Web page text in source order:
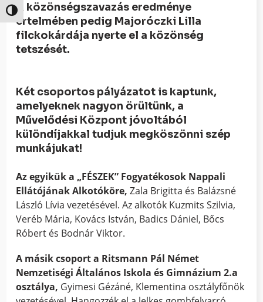
Nagy kontraszt váltása
A közönségszavazás eredménye
értelmében pedig Majoróczki Lilla
filckokárdája nyerte el a közönség
tetszését.
Két csoportos pályázatot is kaptunk,
amelyeknek nagyon örültünk, a
Művelődési Központ jóvoltából
különdíjakkal tudjuk megköszönni szép
munkájukat!
Az egyikük a „FÉSZEK” Fogyatékosok Nappali
Ellátójának Alkotóköre,Zala Brigitta és Balázsné
László Lívia vezetésével. Az alkotók Kuzmits Szilvia,
Veréb Mária, Kovács István, Badics Dániel, Bőcs
Róbert és Bodnár Viktor.
A másik csoport a Ritsmann Pál Német
Nemzetiségi Általános Iskola és Gimnázium 2.a
osztálya, Gyimesi Gézáné, Klementina osztályfőnök